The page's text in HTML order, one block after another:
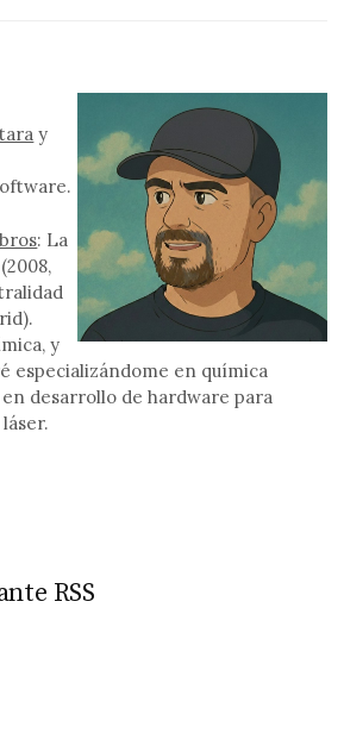
y
: La
y
especializándome en química
desarrollo de hardware para
RSS